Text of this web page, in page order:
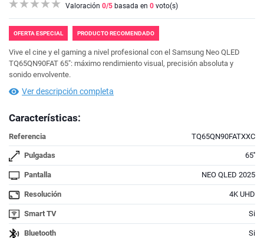
Valoración 0/5 basada en 0 voto(s)
OFERTA ESPECIAL PRODUCTO RECOMENDADO
Vive el cine y el gaming a nivel profesional con el Samsung Neo QLED
TQ65QN90FAT 65": máximo rendimiento visual, precisión absoluta y
sonido envolvente.
Ver descripción completa
Características:
Referencia TQ65QN90FATXXC
Pulgadas 65''
Pantalla NEO QLED 2025
Resolución 4K UHD
Smart TV Si
Bluetooth Si